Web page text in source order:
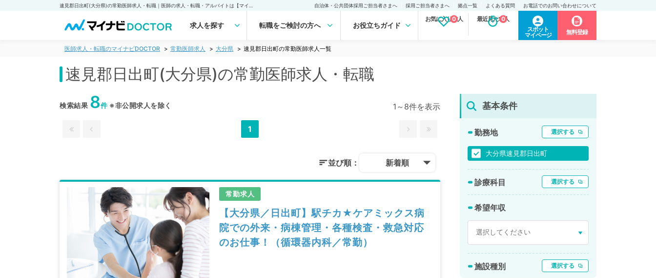
自治体・公共団体採用ご担当者さまへ 採用ご担当者さまへ 拠点一覧 よくある質問 お電話でのお問い合わせについて
求人を探す 転職をご検討の方へ お役立ちガイド
お気に入り求人
0 最近見た求人
0
スポット
マイページ
無料登録
医師求人・転職のマイナビDOCTOR 常勤医師求人 大分県 速見郡日出町の常勤医師求人一覧
速見郡日出町(大分県)の常勤医師求人・転職
検索結果 8件※非公開求人を除く 1～8件を表示
1
並び順： 新着順
常勤求人
【大分県／日出町】駅チカ★ケアミックス病
院での外来・病棟管理・各種検査・救急対応
のお仕事！（循環器内科／常勤）
基本条件
勤務地 選択する
大分県速見郡日出町
診療科目 選択する
希望年収
施設種別 選択する